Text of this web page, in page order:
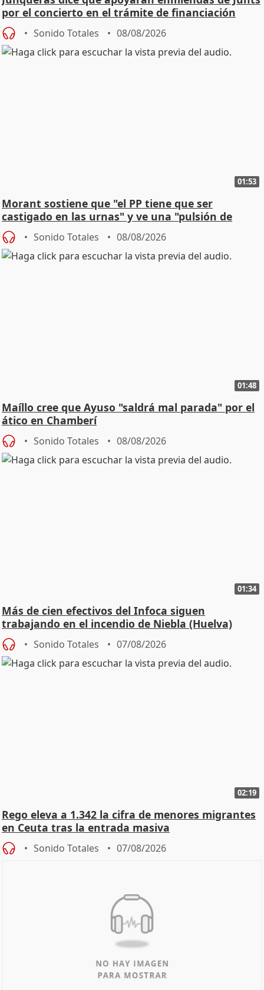
por el concierto en el trámite de financiación
Sonido Totales 08/08/2026
01:53
Morant sostiene que "el PP tiene que ser
castigado en las urnas" y ve una "pulsión de
cambio"
Sonido Totales 08/08/2026
01:48
Maíllo cree que Ayuso "saldrá mal parada" por el
ático en Chamberí
Sonido Totales 08/08/2026
01:34
Más de cien efectivos del Infoca siguen
trabajando en el incendio de Niebla (Huelva)
Sonido Totales 07/08/2026
02:19
Rego eleva a 1.342 la cifra de menores migrantes
en Ceuta tras la entrada masiva
Sonido Totales 07/08/2026